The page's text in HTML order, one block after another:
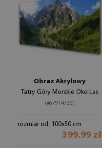
Obraz Akrylowy
Tatry Góry Morskie Oko Las
(#67914730)
rozmiar od: 100x50 cm
399.99 zł